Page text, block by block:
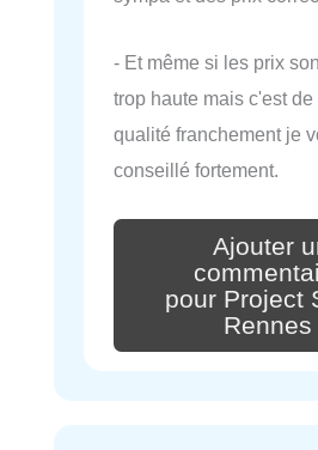
- Et même si les prix
trop haute mais c'est
qualité franchement je
conseillé fortement.
Ajouter
pour Project
Rennes